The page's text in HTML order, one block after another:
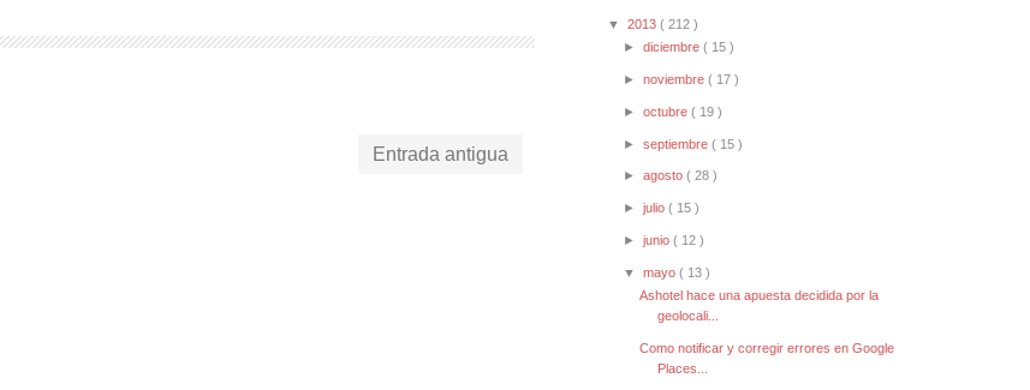
Entrada antigua
▼ 2013 ( 212 )
►diciembre( 15 )
►noviembre( 17 )
►octubre( 19 )
►septiembre( 15 )
►agosto( 28 )
►julio( 15 )
►junio( 12 )
▼mayo( 13 )
Ashotel hace una apuesta decidida por la
geolocali...
Como notificar y corregir errores en Google
Places...